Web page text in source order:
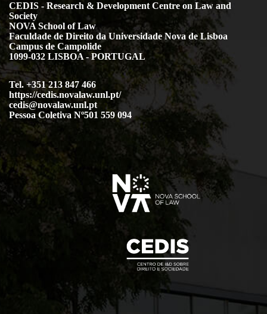
CEDIS - Research & Development Centre on Law and
Society
NOVA School of Law
Faculdade de Direito da Universidade Nova de Lisboa
Campus de Campolide
1099-032 LISBOA - PORTUGAL
Tel. +351 213 847 466
https://cedis.novalaw.unl.pt/
cedis@novalaw.unl.pt
Pessoa Coletiva Nº501 559 094